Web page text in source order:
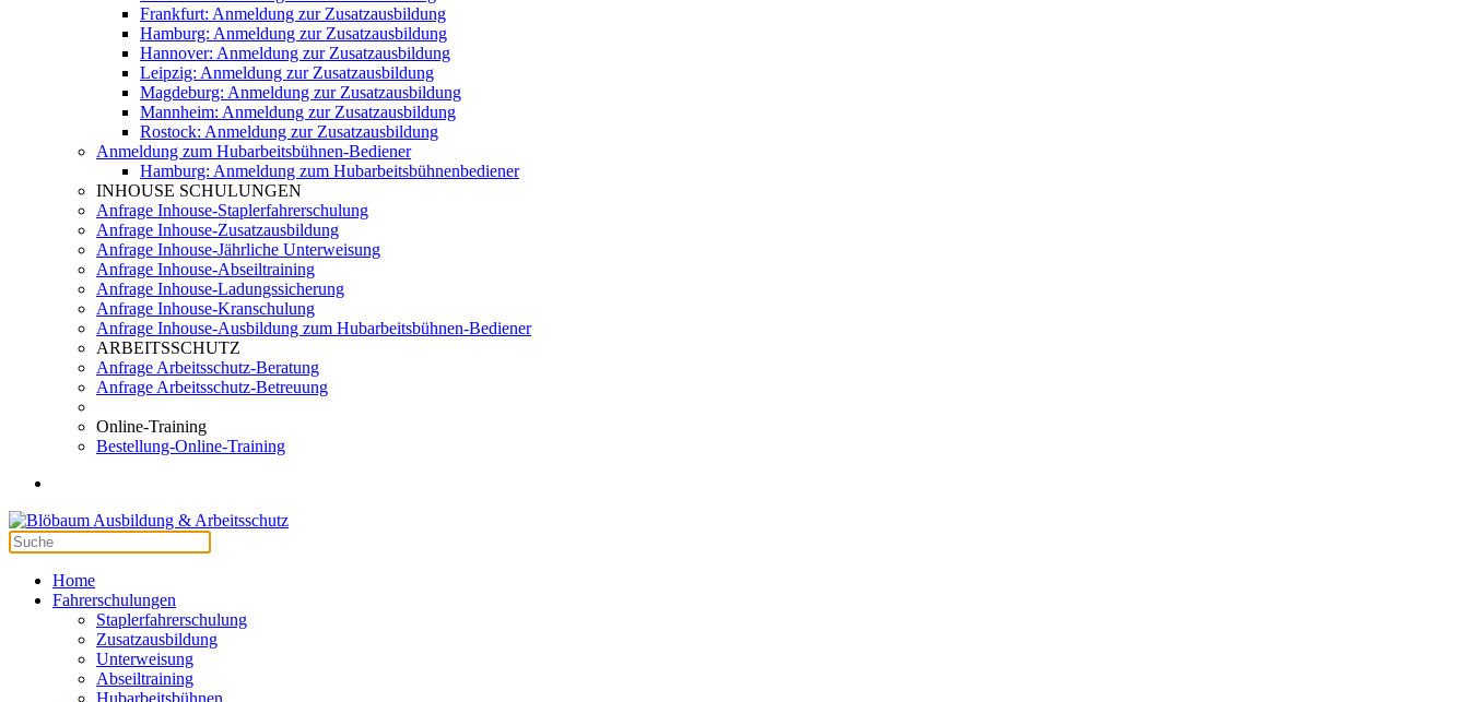
Frankfurt: Anmeldung zur Zusatzausbildung
Hamburg: Anmeldung zur Zusatzausbildung
Hannover: Anmeldung zur Zusatzausbildung
Leipzig: Anmeldung zur Zusatzausbildung
Magdeburg: Anmeldung zur Zusatzausbildung
Mannheim: Anmeldung zur Zusatzausbildung
Rostock: Anmeldung zur Zusatzausbildung
Anmeldung zum Hubarbeitsbühnen-Bediener
Hamburg: Anmeldung zum Hubarbeitsbühnenbediener
INHOUSE SCHULUNGEN
Anfrage Inhouse-Staplerfahrerschulung
Anfrage Inhouse-Zusatzausbildung
Anfrage Inhouse-Jährliche Unterweisung
Anfrage Inhouse-Abseiltraining
Anfrage Inhouse-Ladungssicherung
Anfrage Inhouse-Kranschulung
Anfrage Inhouse-Ausbildung zum Hubarbeitsbühnen-Bediener
ARBEITSSCHUTZ
Anfrage Arbeitsschutz-Beratung
Anfrage Arbeitsschutz-Betreuung
Online-Training
Bestellung-Online-Training
Home
Fahrerschulungen
Staplerfahrerschulung
Zusatzausbildung
Unterweisung
Abseiltraining
Hubarbeitsbühnen